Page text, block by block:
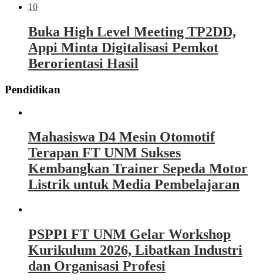
10
Buka High Level Meeting TP2DD,
Appi Minta Digitalisasi Pemkot
Berorientasi Hasil
Pendidikan
Mahasiswa D4 Mesin Otomotif
Terapan FT UNM Sukses
Kembangkan Trainer Sepeda Motor
Listrik untuk Media Pembelajaran
PSPPI FT UNM Gelar Workshop
Kurikulum 2026, Libatkan Industri
dan Organisasi Profesi